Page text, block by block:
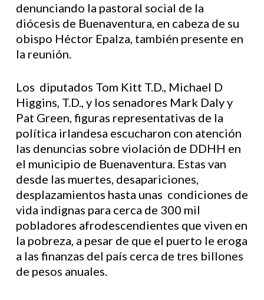
denunciando la pastoral social de la
diócesis de Buenaventura, en cabeza de su
obispo Héctor Epalza, también presente en
la reunión.
Los diputados Tom Kitt T.D., Michael D
Higgins, T.D., y los senadores Mark Daly y
Pat Green, figuras representativas de la
política irlandesa escucharon con atención
las denuncias sobre violación de DDHH en
el municipio de Buenaventura. Estas van
desde las muertes, desapariciones,
desplazamientos hasta unas condiciones de
vida indignas para cerca de 300 mil
pobladores afrodescendientes que viven en
la pobreza, a pesar de que el puerto le eroga
a las finanzas del país cerca de tres billones
de pesos anuales.